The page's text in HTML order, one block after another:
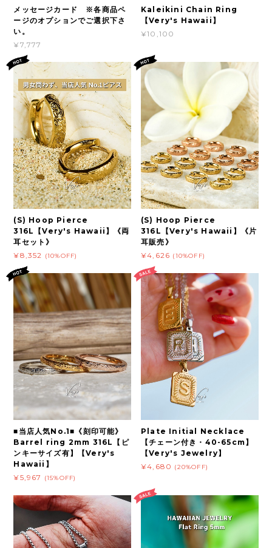
メッセージカード ※各商品ペ
ージのオプションでご選択下さ
い。
¥7,777
Kaleikini Chain Ring
【Very's Hawaii】
¥10,100
(S) Hoop Pierce
316L【Very's Hawaii】《両
耳セット》
¥8,352 (10%OFF)
(S) Hoop Pierce
316L【Very's Hawaii】《片
耳販売》
¥4,626 (10%OFF)
■当店人気No.1■《刻印可能》
Barrel ring 2mm 316L【ピ
ンキーサイズ有】【Very's
Hawaii】
¥5,967
(15%OFF)
Plate Initial Necklace
【チェーン付き・40-65cm】
【Very's Jewelry】
¥4,680 (20%OFF)